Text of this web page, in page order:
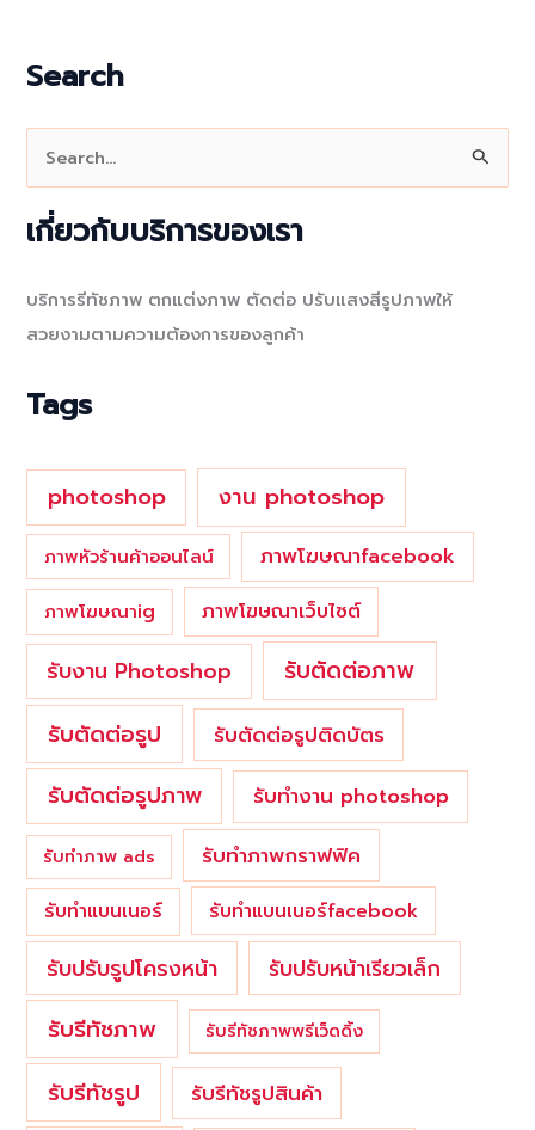
Search
r
เกี่ยวกับบริการของเรา
บริการรีทัชภาพ ตกแต่งภาพ ตัดต่อ ปรับแสงสีรูปภาพให้
สวยงามตามความต้องการของลูกค้า
Tags
photoshop งาน photoshop
ภาพหัวร้านค้าออนไลน์ ภาพโฆษณาfacebook
ภาพโฆษณาig ภาพโฆษณาเว็บไซต์
รับงาน Photoshop
รับตัดต่อภาพ
รับตัดต่อรูป
รับตัดต่อรูปติดบัตร
รับตัดต่อรูปภาพ รับทำงาน photoshop
รับทำภาพ ads รับทำภาพกราฟฟิค
รับทำแบนเนอร์ รับทำแบนเนอร์facebook
รับปรับรูปโครงหน้า รับปรับหน้าเรียวเล็ก
รับรีทัชภาพ รับรีทัชภาพพรีเว็ดดิ้ง
รับรีทัชรูป
รับรีทัชรูปสินค้า